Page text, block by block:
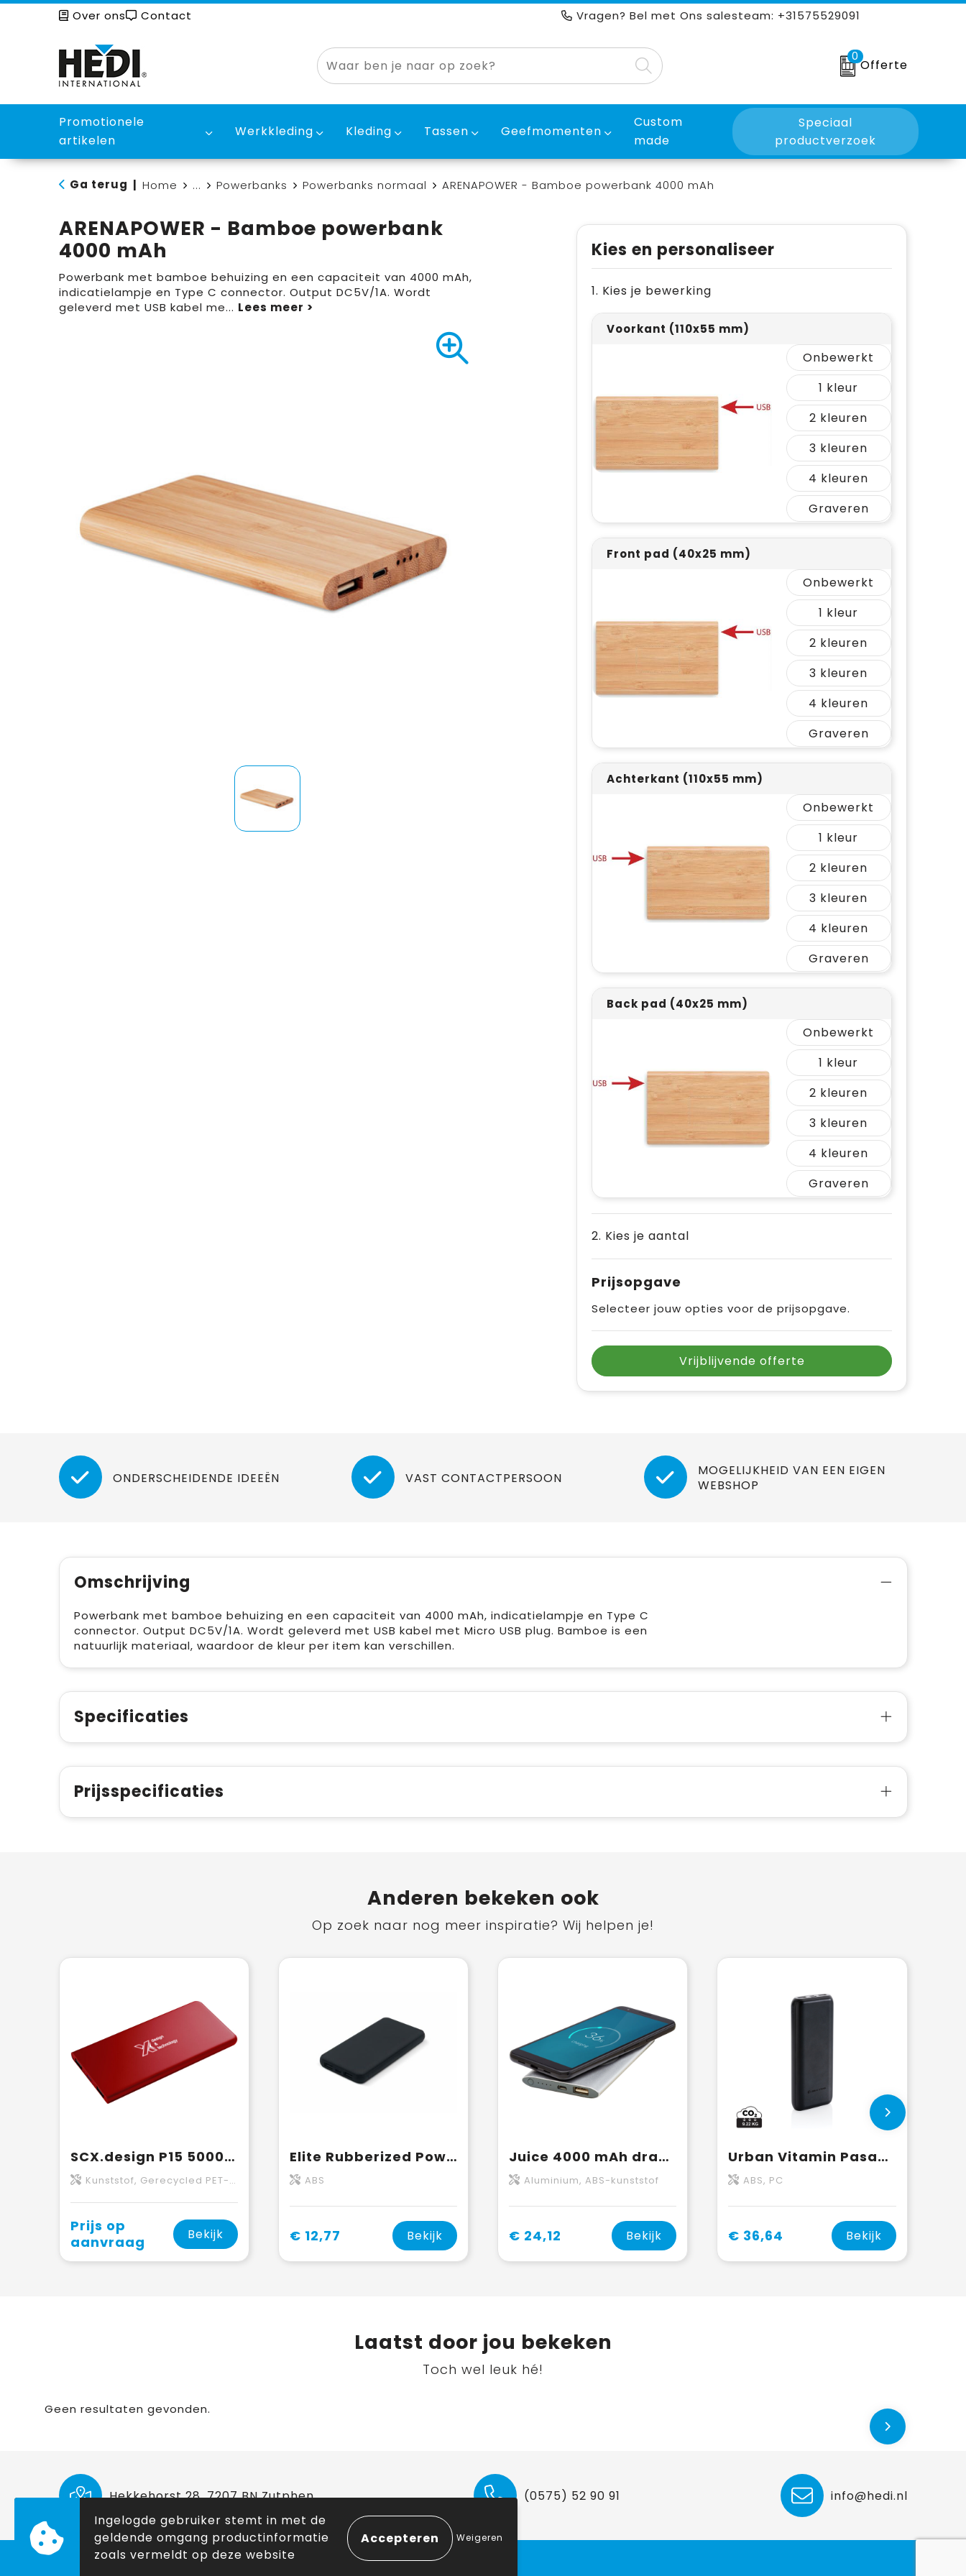
Over ons Contact Vragen? Bel met Ons salesteam: +31575529091
0
Offerte
Promotionele
artikelen
Werkkleding Kleding Tassen Geefmomenten
Custom
made
Speciaal
productverzoek
Ga terug Home ... Powerbanks Powerbanks normaal ARENAPOWER - Bamboe powerbank 4000 mAh
ARENAPOWER - Bamboe powerbank
4000 mAh
Powerbank met bamboe behuizing en een capaciteit van 4000 mAh,
indicatielampje en Type C connector. Output DC5V/1A. Wordt
geleverd met USB kabel me...
Kies en personaliseer
1. Kies je bewerking
Voorkant (110x55 mm)
Onbewerkt
1
2
3
4
Graveren
Front pad (40x25 mm)
Onbewerkt
1
2
3
4
Graveren
Achterkant (110x55 mm)
Onbewerkt
1
2
3
4
Graveren
Back pad (40x25 mm)
Onbewerkt
1
2
3
4
Graveren
2. Kies je aantal
Prijsopgave
Selecteer jouw opties voor de prijsopgave.
Vrijblijvende offerte
ONDERSCHEIDENDE IDEEËN VAST CONTACTPERSOON
MOGELIJKHEID VAN EEN EIGEN
WEBSHOP
Omschrijving
Powerbank met bamboe behuizing en een capaciteit van 4000 mAh, indicatielampje en Type C
connector. Output DC5V/1A. Wordt geleverd met USB kabel met Micro USB plug. Bamboe is een
natuurlijk materiaal, waardoor de kleur per item kan verschillen.
Specificaties
Prijsspecificaties
Anderen bekeken ook
Op zoek naar nog meer inspiratie? Wij helpen je!
SCX.design P15 5000 mAh powerbank met oplichtend logo
Kunststof, Gerecycled PET-kunststof
Prijs op
aanvraag
Bekijk
Elite Rubberized Powerbank 8000mAh
ABS
€ 12,77 Bekijk
Juice 4000 mAh draadloze powerbank
Aluminium, ABS-kunststof
€ 24,12 Bekijk
Urban Vitamin Pasadena 20.000 mAh 18W PD powerbank
ABS, PC
€ 36,64 Bekijk
Laatst door jou bekeken
Toch wel leuk hé!
Geen resultaten gevonden.
Hekkehorst 28, 7207 BN Zutphen (0575) 52 90 91 info@hedi.nl
Ingelogde gebruiker stemt in met de
geldende omgang productinformatie
zoals vermeldt op deze website
Weigeren